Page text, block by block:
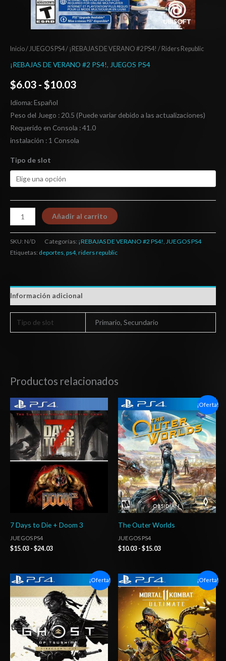
Inicio/JUEGOS PS4/ ¡REBAJAS DE VERANO #2 PS4! / Riders Republic
¡REBAJAS DE VERANO #2 PS4!, JUEGOS PS4
$6.03 - $10.03
Idioma: Español
Peso del Juego : 20.5 (Puede variar debido a las actualizaciones)
Requerido en Consola : 41.0
instalación : 1 Consola
Tipo de slot
Añadir al carrito
SKU: N/D Categorías: ¡REBAJAS DE VERANO #2 PS4! JUEGOS PS4
Etiquetas: deportes ps4, riders republic
Información adicional
Tipo de slot Primario, Secundario
Productos relacionados
7 Days to Die + Doom 3
JUEGOS PS4
$15.03 - $24.03
Rango
de
precios:
desde
$15.03
hasta
$24.03
¡Oferta!
The Outer Worlds
JUEGOS PS4
$10.03 - $15.03
Rango
de
precios:
desde
$10.03
hasta
$15.03
¡Oferta!
de
precios:
desde
$14.03
hasta
$20.03
¡Oferta!
Rango
de
precios:
desde
$6.03
hasta
$10.03